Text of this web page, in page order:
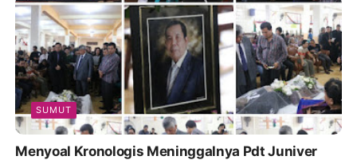
SUMUT
Menyoal Kronologis Meninggalnya Pdt Juniver